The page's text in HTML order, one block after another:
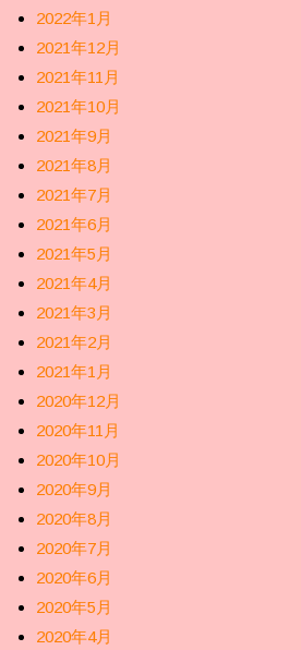
2022年1月
2021年12月
2021年11月
2021年10月
2021年9月
2021年8月
2021年7月
2021年6月
2021年5月
2021年4月
2021年3月
2021年2月
2021年1月
2020年12月
2020年11月
2020年10月
2020年9月
2020年8月
2020年7月
2020年6月
2020年5月
2020年4月